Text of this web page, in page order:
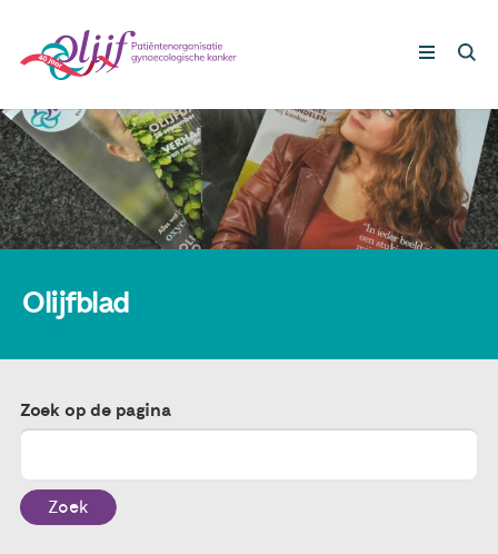
Nieuws
Agenda
Gynaecologische kankers
Lotgenoten
Olijfblad
Zoek op de pagina
Zoek